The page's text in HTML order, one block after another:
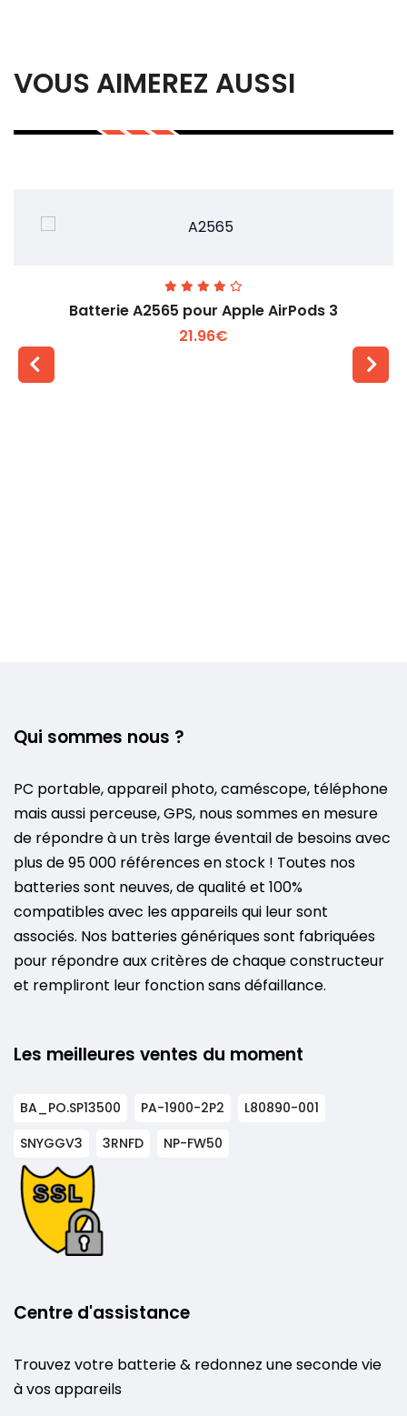
VOUS AIMEREZ AUSSI
Batterie A2565 pour Apple AirPods 3
21.96€
Qui sommes nous ?
PC portable, appareil photo, caméscope, téléphone
mais aussi perceuse, GPS, nous sommes en mesure
de répondre à un très large éventail de besoins avec
plus de 95 000 références en stock ! Toutes nos
batteries sont neuves, de qualité et 100%
compatibles avec les appareils qui leur sont
associés. Nos batteries génériques sont fabriquées
pour répondre aux critères de chaque constructeur
et rempliront leur fonction sans défaillance.
Les meilleures ventes du moment
BA_PO.SP13500 PA-1900-2P2
L80890-001
SNYGGV3
3RNFD NP-FW50
Centre d'assistance
Trouvez votre batterie & redonnez une seconde vie
à vos appareils